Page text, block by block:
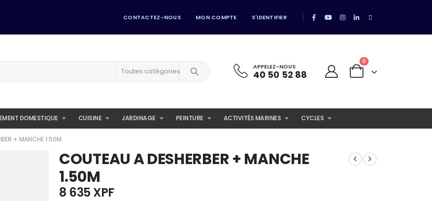
CONTACTEZ-NOUS MON COMPTE S'IDENTIFIER
Toutes catégories APPELEZ-NOUS
40 50 52 88
0
DOMESTIQUE CUISINE JARDINAGE PEINTURE ACTIVITÉS MARINES CYCLES
+ MANCHE 1.50M
COUTEAU A DESHERBER + MANCHE
1.50M
8 635 XPF